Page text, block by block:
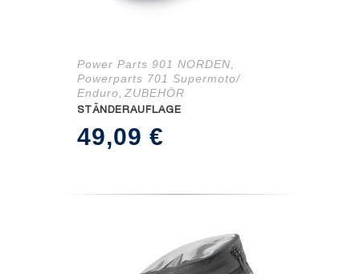
Power Parts 901 NORDEN,
Powerparts 701 Supermoto/
Enduro, ZUBEHÖR
STÄNDERAUFLAGE
49,09 €